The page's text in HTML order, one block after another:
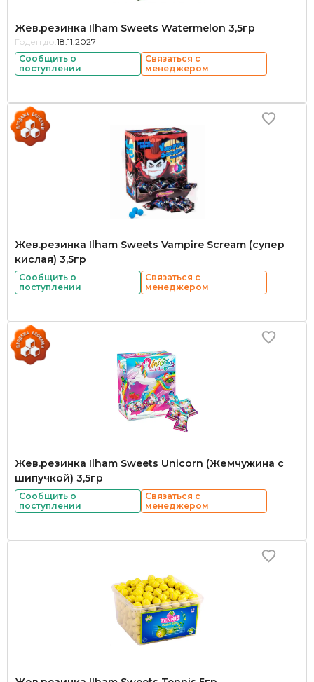
Жев.резинка Ilham Sweets Watermelon 3,5гр
Годен до: 18.11.2027
Сообщить о
поступлении
Связаться с
менеджером
Жев.резинка Ilham Sweets Vampire Scream (супер
кислая) 3,5гр
Сообщить о
поступлении
Связаться с
менеджером
Жев.резинка Ilham Sweets Unicorn (Жемчужина с
шипучкой) 3,5гр
Сообщить о
поступлении
Связаться с
менеджером